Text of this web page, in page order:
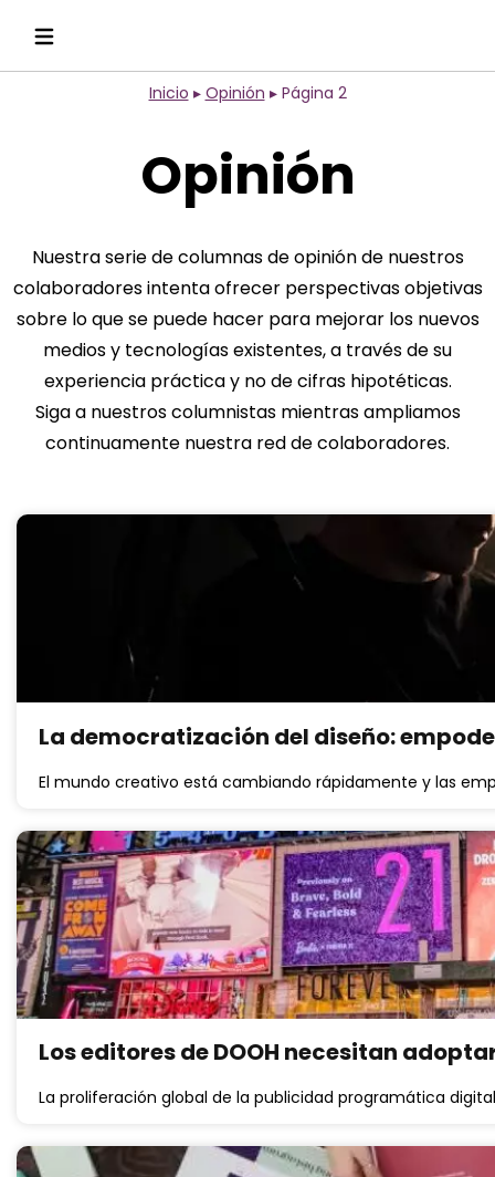
Inicio ▸ Opinión ▸ Página 2
Opinión
Nuestra serie de columnas de opinión de nuestros
colaboradores intenta ofrecer perspectivas objetivas
sobre lo que se puede hacer para mejorar los nuevos
medios y tecnologías existentes, a través de su
experiencia práctica y no de cifras hipotéticas.
Siga a nuestros columnistas mientras ampliamos
continuamente nuestra red de colaboradores.
La democratización del diseño:
El mundo creativo está cambiando rápidamente y las
Los editores de DOOH necesitan
La proliferación global de la publicidad programática